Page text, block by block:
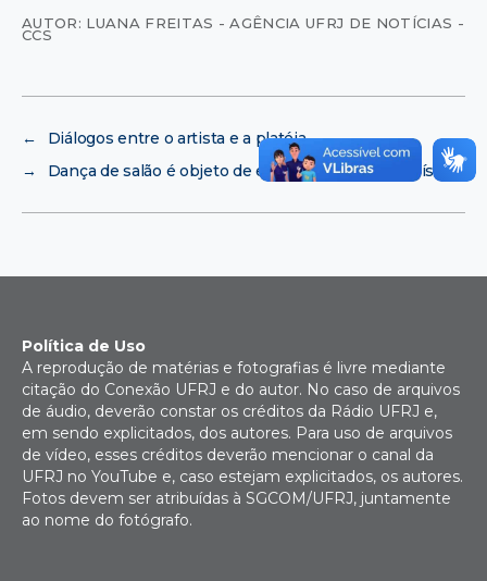
AUTOR: LUANA FREITAS - AGÊNCIA UFRJ DE NOTÍCIAS -
CCS
←
Diálogos entre o artista e a platéia
→
Dança de salão é objeto de estudo na Educação Física
Política de Uso
A reprodução de matérias e fotografias é livre mediante
citação do Conexão UFRJ e do autor. No caso de arquivos
de áudio, deverão constar os créditos da Rádio UFRJ e,
em sendo explicitados, dos autores. Para uso de arquivos
de vídeo, esses créditos deverão mencionar o canal da
UFRJ no YouTube e, caso estejam explicitados, os autores.
Fotos devem ser atribuídas à SGCOM/UFRJ, juntamente
ao nome do fotógrafo.